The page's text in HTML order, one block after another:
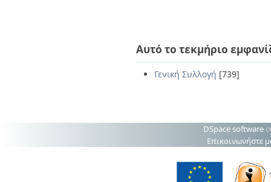
Αυτό το τεκμήριο
Γενική Συλλογή [739]
DSpace software
Επικοινωνήστε